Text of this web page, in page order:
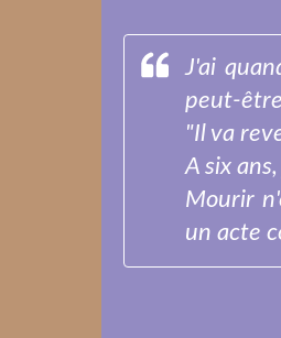
J'ai
peut-
"Il va
A six
Mourir
un acte